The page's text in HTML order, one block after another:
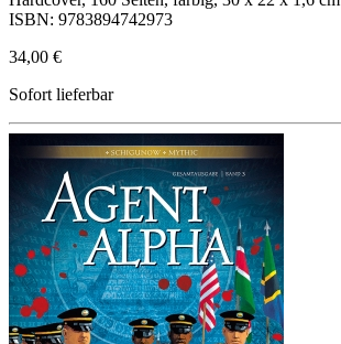
ISBN: 9783894742973
34,00 €
Sofort lieferbar